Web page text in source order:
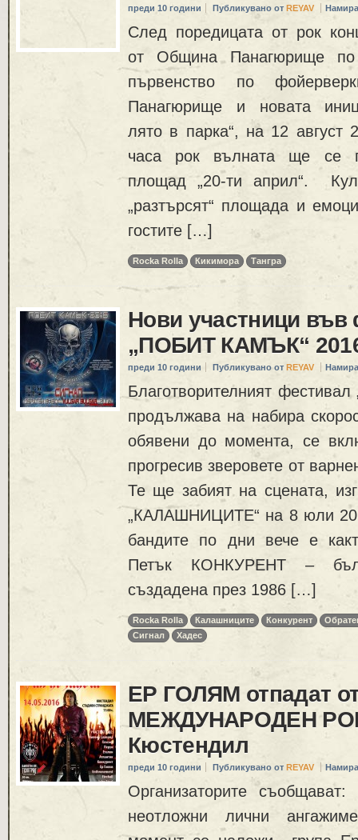
преди 10 години Публикувано от REYAV
След поредицата от рок
от Община Панагюрище по
първенство по
Панагюрище и новата
лято в парка“, на 12 август
часа рок вълната ще се
площад „20-ти април“.
„разтърсят“ площада и
гостите […]
Rocka Rolla Кикимора Тангра
Нови участници във
„ПОБИТ КАМЪК“
преди 10 години Публикувано от REYAV
Благотворителният
продължава на набира
обявени до момента, се
прогресив зверовете от
Те ще забият на сцената,
„КАЛАШНИЦИТЕ“ на 8 юли
бандите по дни вече е
Петък КОНКУРЕНТ –
създадена през 1986 […]
Rocka Rolla Калашниците Конкурент
Сигнал
Хадес
ЕР ГОЛЯМ отпадат
МЕЖДУНАРОДЕН
Кюстендил
преди 10 години Публикувано от REYAV
Организаторите
неотложни лични